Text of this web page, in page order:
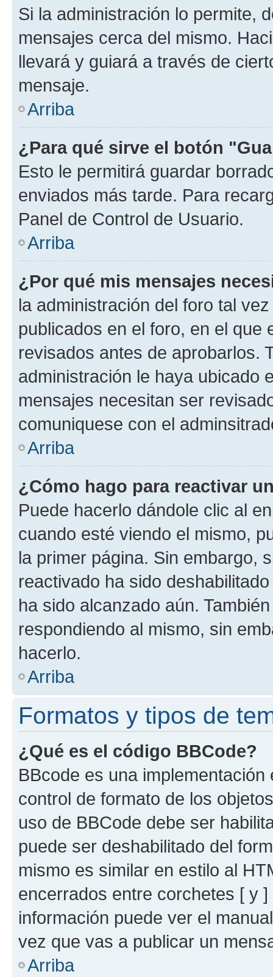
Si la administración lo permite,
mensajes cerca del mismo.
llevará y guiará a través de
mensaje.
Arriba
¿Para qué sirve el botón
Esto le permitirá guardar
enviados más tarde. Para
Panel de Control de Usuario.
Arriba
¿Por qué mis mensajes
la administración del foro tal
publicados en el foro, en el
revisados antes de aprobarlos.
administración le haya ubicado
mensajes necesitan ser
comuniquese con el
Arriba
¿Cómo hago para reactivar
Puede hacerlo dándole clic al
cuando esté viendo el mismo,
la primer página. Sin embargo,
reactivado ha sido
ha sido alcanzado aún.
respondiendo al mismo, sin
hacerlo.
Arriba
Formatos y tipos de
¿Qué es el código BBCode?
BBcode es una
control de formato de los
uso de BBCode debe ser
puede ser deshabilitado del
mismo es similar en estilo al
encerrados entre corchetes [ y
información puede ver el
vez que vas a publicar un
Arriba